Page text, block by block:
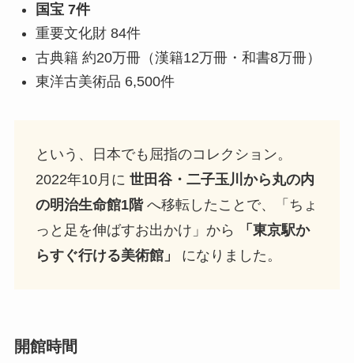
国宝 7件
重要文化財 84件
古典籍 約20万冊（漢籍12万冊・和書8万冊）
東洋古美術品 6,500件
という、日本でも屈指のコレクション。
2022年10月に 世田谷・二子玉川から丸の内
の明治生命館1階へ移転したことで、「ちょ
っと足を伸ばすお出かけ」から
「東京駅か
らすぐ行ける美術館」
になりました。
開館時間